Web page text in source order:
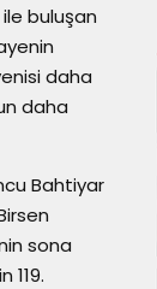
buluşan
daha
daha
Bahtiyar
sona
119.